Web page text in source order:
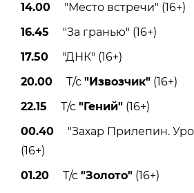
14.00 "Место встречи" (16+)
16.45 "За гранью" (16+)
17.50 "ДНК" (16+)
20.00 Т/с "Извозчик" (16+)
22.15 Т/с "Гений" (16+)
00.40 "Захар Прилепин.
(16+)
01.20 Т/с "Золото" (16+)